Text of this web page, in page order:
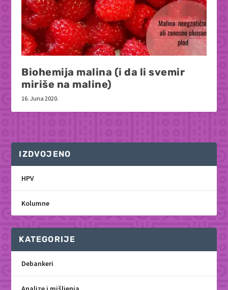
Biohemija malina (i da li svemir
miriše na maline)
16. Juna 2020.
IZDVOJENO
HPV
Kolumne
KATEGORIJE
Debankeri